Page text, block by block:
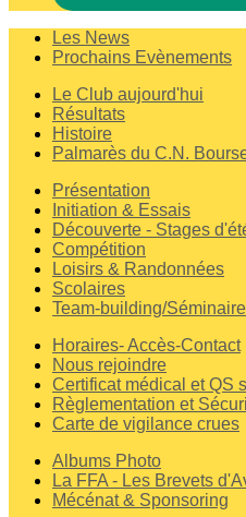
Les News
Prochains Evènements
Le Club aujourd'hui
Résultats
Histoire
Palmarès du C.N.
Présentation
Initiation & Essais
Découverte - Stages
Compétition
Loisirs & Randonnées
Scolaires
Team-building/
Horaires- Accès-Contact
Nous rejoindre
Certificat médical et QS
Règlementation et
Carte de vigilance crues
Albums Photo
La FFA - Les Brevets
Mécénat & Sponsoring